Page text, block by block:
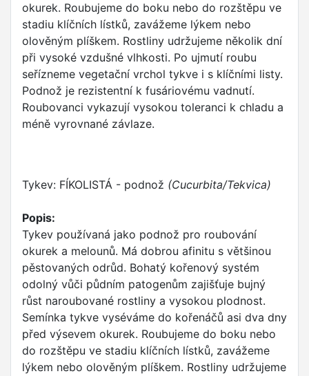
okurek. Roubujeme do boku nebo do rozštěpu ve
stadiu klíčních lístků, zavážeme lýkem nebo
olověným plíškem. Rostliny udržujeme několik dní
při vysoké vzdušné vlhkosti. Po ujmutí roubu
seřízneme vegetační vrchol tykve i s klíčními listy.
Podnož je rezistentní k fusáriovému vadnutí.
Roubovanci vykazují vysokou toleranci k chladu a
méně vyrovnané závlaze.
Tykev: FÍKOLISTÁ - podnož (Cucurbita/Tekvica)
Popis:
Tykev používaná jako podnož pro roubování
okurek a melounů. Má dobrou afinitu s většinou
pěstovaných odrůd. Bohatý kořenový systém
odolný vůči půdním patogenům zajišťuje bujný
růst naroubované rostliny a vysokou plodnost.
Semínka tykve vyséváme do kořenáčů asi dva dny
před výsevem okurek. Roubujeme do boku nebo
do rozštěpu ve stadiu klíčních lístků, zavážeme
lýkem nebo olověným plíškem. Rostliny udržujeme